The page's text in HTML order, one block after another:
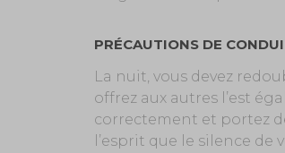
PRÉCAUTIONS DE
La nuit, vous devez
offrez aux autres l’est
correctement et portez
l’esprit que le silence